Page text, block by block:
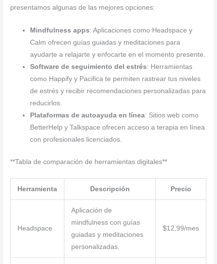
presentamos algunas de las mejores opciones:
Mindfulness apps: Aplicaciones como Headspace y
Calm ofrecen guías guiadas y meditaciones para
ayudarte a relajarte y enfocarte en el momento presente.
Software de seguimiento del estrés: Herramientas
como Happify y Pacifica te permiten rastrear tus niveles
de estrés y recibir recomendaciones personalizadas para
reducirlos.
Plataformas de autoayuda en línea: Sitios web como
BetterHelp y Talkspace ofrecen acceso a terapia en línea
con profesionales licenciados.
**Tabla de comparación de herramientas digitales**
Herramienta Descripción Precio
Headspace
Aplicación de
mindfulness con guías
guiadas y meditaciones
personalizadas.
$12,99/mes